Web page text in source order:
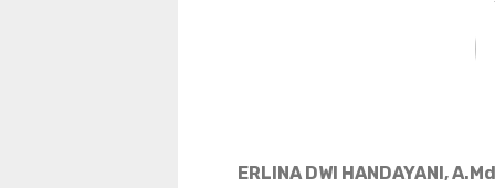
ERLINA DWI HANDAYANI,